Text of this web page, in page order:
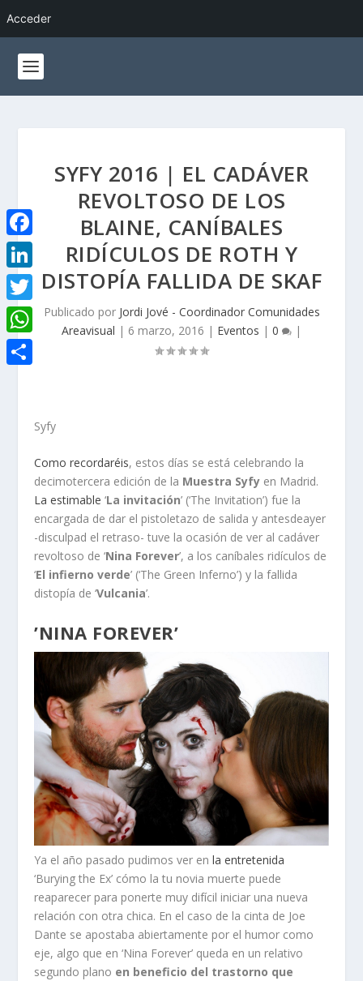
Acceder
SYFY 2016 | EL CADÁVER
REVOLTOSO DE LOS
BLAINE, CANÍBALES
RIDÍCULOS DE ROTH Y
DISTOPÍA FALLIDA DE SKAF
Publicado por Jordi Jové - Coordinador Comunidades
Areavisual | 6 marzo, 2016 | Eventos | 0 |
Syfy
Como recordaréis, estos días se está celebrando la
decimotercera edición de la Muestra Syfy en Madrid.
La estimable ‘La invitación’ (‘The Invitation’) fue la
encargada de dar el pistoletazo de salida y antesdeayer
-disculpad el retraso- tuve la ocasión de ver al cadáver
revoltoso de ‘Nina Forever’, a los caníbales ridículos de
‘El infierno verde’ (‘The Green Inferno’) y la fallida
distopía de ‘Vulcania’.
’NINA FOREVER’
Ya el año pasado pudimos ver enla entretenida
‘Burying the Ex’ cómo la tu novia muerte puede
reaparecer para ponerte muy difícil iniciar una nueva
relación con otra chica. En el caso de la cinta de Joe
Dante se apostaba abiertamente por el humor como
eje, algo que en ‘Nina Forever’ queda en un relativo
segundo plano en beneficio del trastorno que
F
a
c
e
b
L
i
n
k
T
w
i
W